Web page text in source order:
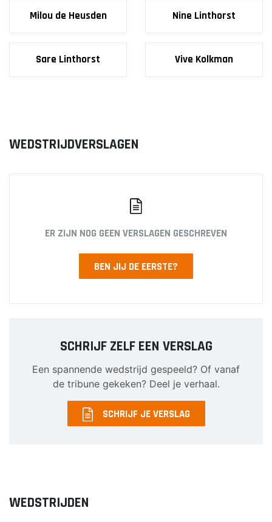
Milou de Heusden Nine Linthorst
Sare Linthorst Vive Kolkman
WEDSTRIJDVERSLAGEN
ER ZIJN NOG GEEN VERSLAGEN GESCHREVEN
BEN JIJ DE EERSTE?
SCHRIJF ZELF EEN VERSLAG
Een spannende wedstrijd gespeeld? Of vanaf
de tribune gekeken? Deel je verhaal.
SCHRIJF JE VERSLAG
WEDSTRIJDEN